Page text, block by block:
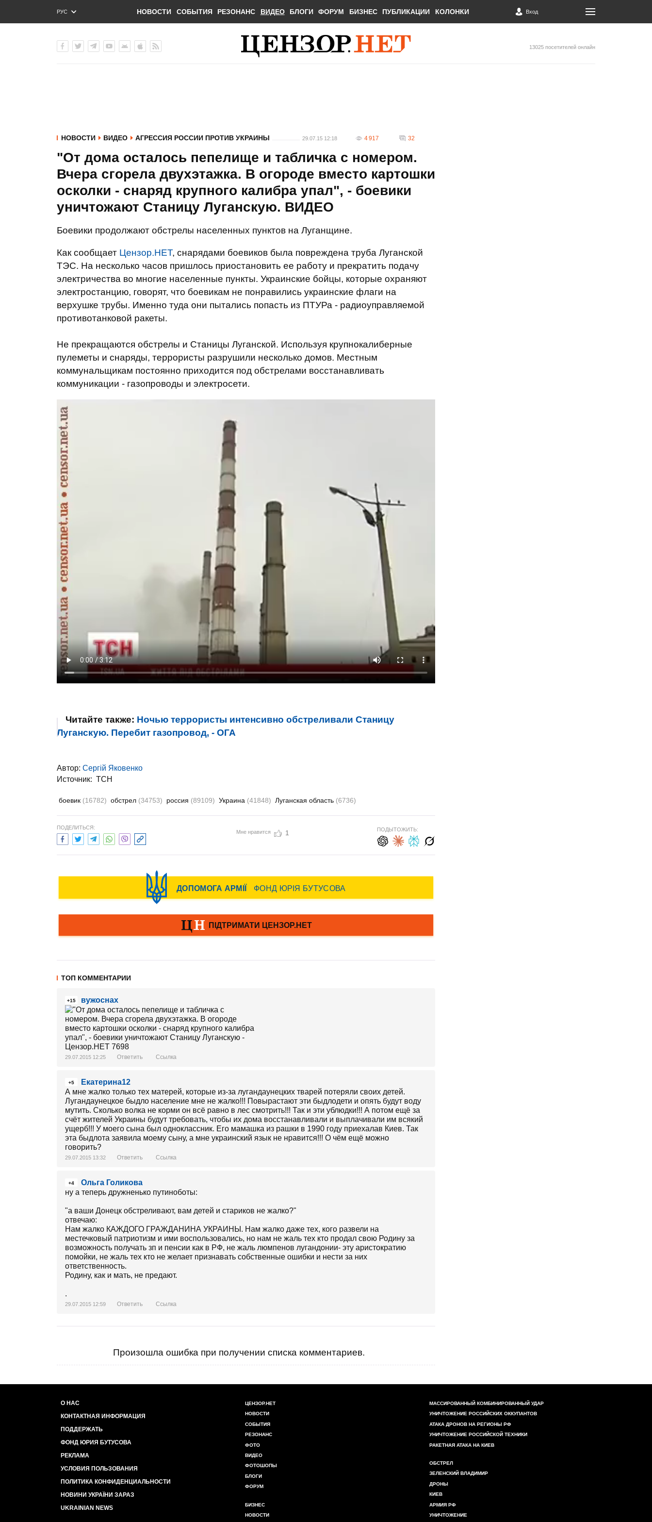
РУС
ENG
НОВОСТИ СОБЫТИЯ РЕЗОНАНС ВИДЕО БЛОГИ ФОРУМ БИЗНЕС ПУБЛИКАЦИИ КОЛОНКИ Вход
13025 посетителей онлайн
НОВОСТИ ВИДЕО АГРЕССИЯ РОССИИ ПРОТИВ УКРАИНЫ 29.07.15 12:18 4 917 32
"От дома осталось пепелище и табличка с номером.
Вчера сгорела двухэтажка. В огороде вместо картошки
осколки - снаряд крупного калибра упал", - боевики
уничтожают Станицу Луганскую. ВИДЕО
Боевики продолжают обстрелы населенных пунктов на Луганщине.
Как сообщает Цензор.НЕТ, снарядами боевиков была повреждена труба Луганской
ТЭС. На несколько часов пришлось приостановить ее работу и прекратить подачу
электричества во многие населенные пункты. Украинские бойцы, которые охраняют
электростанцию, говорят, что боевикам не понравились украинские флаги на
верхушке трубы. Именно туда они пытались попасть из ПТУРа - радиоуправляемой
противотанковой ракеты.
Не прекращаются обстрелы и Станицы Луганской. Используя крупнокалиберные
пулеметы и снаряды, террористы разрушили несколько домов. Местным
коммунальщикам постоянно приходится под обстрелами восстанавливать
коммуникации - газопроводы и электросети.
Читайте также: Ночью террористы интенсивно обстреливали Станицу
Луганскую. Перебит газопровод, - ОГА
Автор: Сергій Яковенко
Источник: ТСН
боевик (16782) обстрел (34753) россия (89109) Украина (41848) Луганская область (6736)
ПОДЕЛИТЬСЯ:
Мне нравится 1 ПОДЫТОЖИТЬ:
ТОП КОММЕНТАРИИ
+15 вужоснах
29.07.2015 12:25 Ответить Ссылка
+5
Екатерина12
А мне жалко только тех матерей, которые из-за лугандаунецких тварей потеряли своих детей.
Лугандаунецкое быдло население мне не жалко!!! Повырастают эти быдлодети и опять будут воду
мутить. Сколько волка не корми он всё равно в лес смотрить!!! Так и эти ублюдки!!! А потом ещё за
счёт жителей Украины будут требовать, чтобы их дома восстанавливали и выплачивали им всякий
ущерб!!! У моего сына был одноклассник. Его мамашка из рашки в 1990 году приехалав Киев. Так
эта быдлота заявила моему сыну, а мне украинский язык не нравится!!! О чём ещё можно
говорить?
29.07.2015 13:32 Ответить Ссылка
+4
Ольга Голикова
ну а теперь дружненько путиноботы:
"а ваши Донецк обстреливают, вам детей и стариков не жалко?"
отвечаю:
Нам жалко КАЖДОГО ГРАЖДАНИНА УКРАИНЫ. Нам жалко даже тех, кого развели на
местечковый патриотизм и ими воспользовались, но нам не жаль тех кто продал свою Родину за
возможность получать зп и пенсии как в РФ, не жаль люмпенов лугандонии- эту аристократию
помойки, не жаль тех кто не желает признавать собственные ошибки и нести за них
ответственность.
Родину, как и мать, не предают.
.
29.07.2015 12:59 Ответить Ссылка
Произошла ошибка при получении списка комментариев.
О НАС
КОНТАКТНАЯ ИНФОРМАЦИЯ
ПОДДЕРЖАТЬ
ФОНД ЮРИЯ БУТУСОВА
РЕКЛАМА
УСЛОВИЯ ПОЛЬЗОВАНИЯ
ПОЛИТИКА КОНФИДЕНЦИАЛЬНОСТИ
НОВИНИ УКРАЇНИ ЗАРАЗ
UKRAINIAN NEWS
ЦЕНЗОР.НЕТ
НОВОСТИ
СОБЫТИЯ
РЕЗОНАНС
ФОТО
ВИДЕО
ФОТОШОПЫ
БЛОГИ
ФОРУМ
БИЗНЕС
НОВОСТИ
МАССИРОВАННЫЙ КОМБИНИРОВАННЫЙ УДАР
УНИЧТОЖЕНИЕ РОССИЙСКИХ ОККУПАНТОВ
АТАКА ДРОНОВ НА РЕГИОНЫ РФ
УНИЧТОЖЕНИЕ РОССИЙСКОЙ ТЕХНИКИ
РАКЕТНАЯ АТАКА НА КИЕВ
ОБСТРЕЛ
ЗЕЛЕНСКИЙ ВЛАДИМИР
ДРОНЫ
КИЕВ
АРМИЯ РФ
УНИЧТОЖЕНИЕ